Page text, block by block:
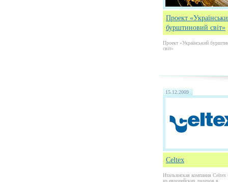
Проект
бурштиновий світ»
Проект «Український
світ»
15.12.2009
Celtex
Итальянская компания Celtex
из европейских лидеров в